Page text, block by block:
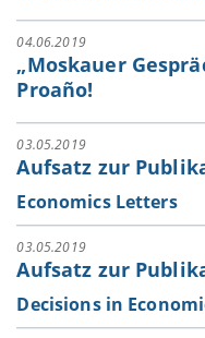
04.06.2019
„Moskauer
Proaño!
03.05.2019
Aufsatz zur
Economics Letters
03.05.2019
Aufsatz zur
Decisions in